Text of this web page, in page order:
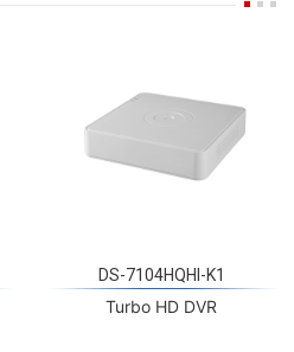
Turbo HD DVR